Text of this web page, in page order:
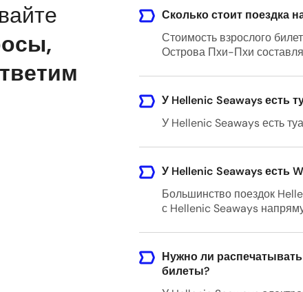
,
Сколько стоит поездка
Стоимость взрослого
Острова Пхи-Пхи
У Hellenic Seaways есть
У Hellenic Seaways есть
У Hellenic Seaways есть
Большинство поездок
с Hellenic Seaways
Нужно ли
билеты?